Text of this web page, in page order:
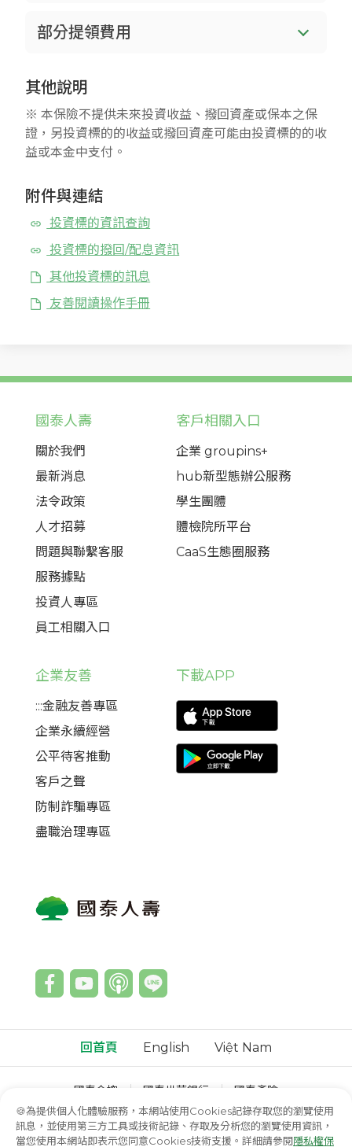
🍪為提供個人化體驗服務，本網站使用Cookies記錄存取您的瀏覽使用
訊息，並使用第三方工具或技術記錄、存取及分析您的瀏覽使用資訊，
當您使用本網站即表示您同意Cookies技術支援。詳細請參閱隱私權保
部分提領費用
其他說明
※ 本保險不提供未來投資收益、撥回資產或保本之保
證，另投資標的的收益或撥回資產可能由投資標的的收
益或本金中支付。
附件與連結
投資標的資訊查詢
投資標的撥回/配息資訊
其他投資標的訊息
友善閱讀操作手冊
國泰人壽
關於我們
最新消息
法令政策
人才招募
問題與聯繫客服
服務據點
投資人專區
員工相關入口
客戶相關入口
企業 groupins+
hub新型態辦公服務
學生團體
體檢院所平台
CaaS生態圈服務
企業友善
:::金融友善專區
企業永續經營
公平待客推動
客戶之聲
防制詐騙專區
盡職治理專區
下載APP
回首頁 English Việt Nam
國泰金控 國泰世華銀行
國泰產險
國泰綜合證券
國泰投信 國泰投顧
© 國泰人壽保險股份有限公司